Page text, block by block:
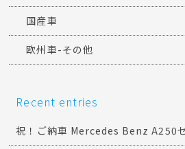
国産車
欧州車-その他
Recent entries
祝！ご納車 Mercedes Benz A250